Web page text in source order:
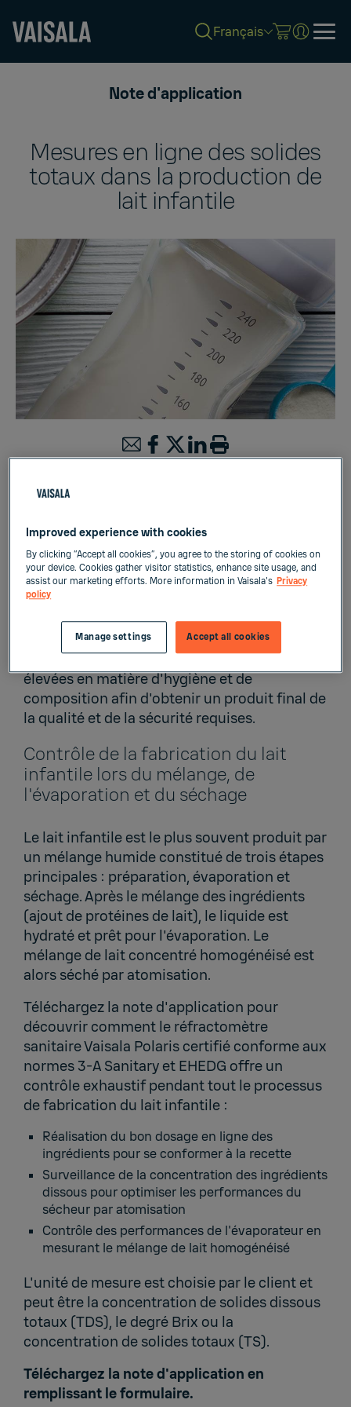
Français
Note d'application
Mesures en ligne des solides
totaux dans la production de
lait infantile
Le lait maternisé ou infantile est disponible
soit sous forme de poudre séchée soit sous
forme de liquide en bouteille prêt à l'emploi.
Les producteurs de lait infantile doivent
respecter des exigences extrêmement
élevées en matière d'hygiène et de
composition afin d'obtenir un produit final de
la qualité et de la sécurité requises.
Contrôle de la fabrication du lait
infantile lors du mélange, de
l'évaporation et du séchage
Le lait infantile est le plus souvent produit par
un mélange humide constitué de trois étapes
principales : préparation, évaporation et
séchage. Après le mélange des ingrédients
(ajout de protéines de lait), le liquide est
hydraté et prêt pour l'évaporation. Le
mélange de lait concentré homogénéisé est
alors séché par atomisation.
Téléchargez la note d'application pour
découvrir comment le réfractomètre
sanitaire Vaisala Polaris certifié conforme aux
normes 3-A Sanitary et EHEDG offre un
contrôle exhaustif pendant tout le processus
de fabrication du lait infantile :
Réalisation du bon dosage en ligne des
ingrédients pour se conformer à la recette
Surveillance de la concentration des ingrédients
dissous pour optimiser les performances du
sécheur par atomisation
Contrôle des performances de l'évaporateur en
mesurant le mélange de lait homogénéisé
L'unité de mesure est choisie par le client et
peut être la concentration de solides dissous
totaux (TDS), le degré Brix ou la
concentration de solides totaux (TS).
Téléchargez la note d'application en
remplissant le formulaire.
Improved experience with cookies
By clicking “Accept all cookies”, you agree to the storing of cookies on
your device. Cookies gather visitor statistics, enhance site usage, and
assist our marketing efforts. More information in Vaisala's Privacy
policy
Accept all cookies
Manage settings